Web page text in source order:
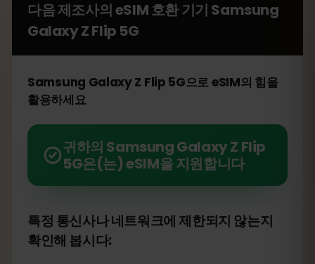
다음 제조사의 eSIM 호환 기기 Samsung
Galaxy Z Flip 5G
Samsung Galaxy Z Flip 5G으로 eSIM의 힘을
활용하세요
귀하의 Samsung Galaxy Z Flip
5G은(는) eSIM을 지원합니다
특정 통신사나 네트워크에 제한되지 않는지
확인해 봅시다: